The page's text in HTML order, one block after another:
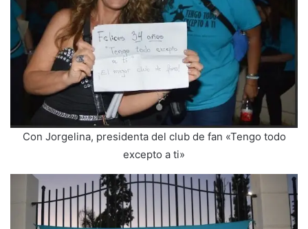
Con Jorgelina, presidenta del club de fan «Tengo todo
excepto a ti»